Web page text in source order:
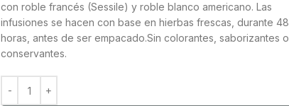
con roble francés (Sessile) y roble blanco americano. Las
infusiones se hacen con base en hierbas frescas, durante 48
horas, antes de ser empacado.Sin colorantes, saborizantes o
conservantes.